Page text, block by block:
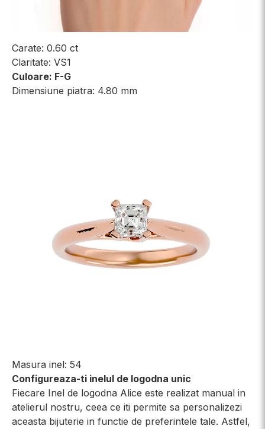
Carate: 0.60 ct
Claritate: VS1
Culoare: F-G
Dimensiune piatra: 4.80 mm
Masura inel: 54
Configureaza-ti inelul de logodna unic
Fiecare Inel de logodna Alice este realizat manual in
atelierul nostru, ceea ce iti permite sa personalizezi
aceasta bijuterie in functie de preferintele tale. Astfel,